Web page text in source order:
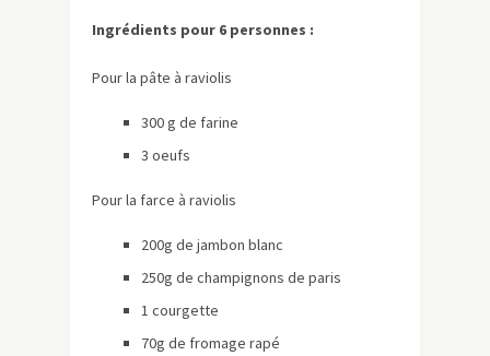
Ingrédients pour 6 personnes :
Pour la pâte à raviolis
300 g de farine
3 oeufs
Pour la farce à raviolis
200g de jambon blanc
250g de champignons de paris
1 courgette
70g de fromage rapé